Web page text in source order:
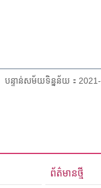
បន្ទាន់សម័យទិន្នន័យ：
ព័ត៌មានថ្មី